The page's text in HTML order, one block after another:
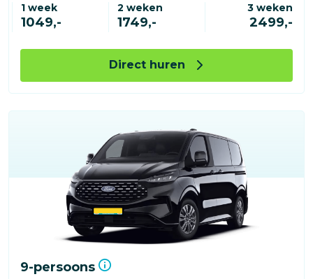
1 week
1049,-
2 weken
1749,-
3 weken
2499,-
Direct huren
9-persoons